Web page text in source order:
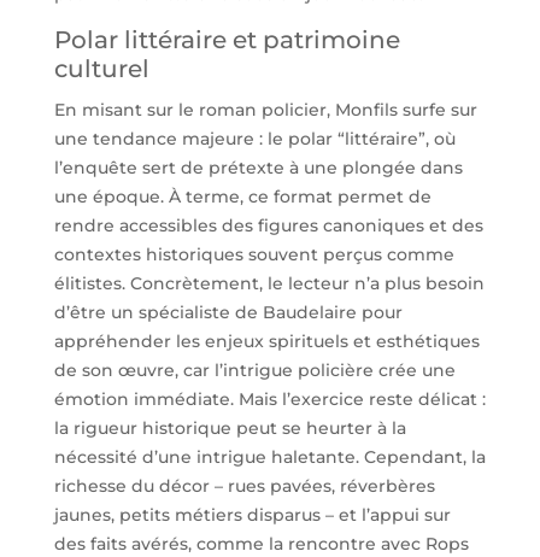
Polar littéraire et patrimoine
culturel
En misant sur le roman policier, Monfils surfe sur
une tendance majeure : le polar “littéraire”, où
l’enquête sert de prétexte à une plongée dans
une époque. À terme, ce format permet de
rendre accessibles des figures canoniques et des
contextes historiques souvent perçus comme
élitistes. Concrètement, le lecteur n’a plus besoin
d’être un spécialiste de Baudelaire pour
appréhender les enjeux spirituels et esthétiques
de son œuvre, car l’intrigue policière crée une
émotion immédiate. Mais l’exercice reste délicat :
la rigueur historique peut se heurter à la
nécessité d’une intrigue haletante. Cependant, la
richesse du décor – rues pavées, réverbères
jaunes, petits métiers disparus – et l’appui sur
des faits avérés, comme la rencontre avec Rops